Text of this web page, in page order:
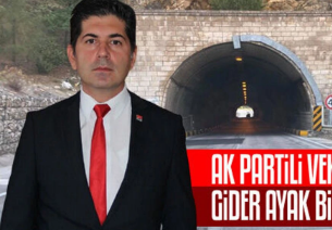
GENEL
Güncel
HABERDE İNSAN
İlginç
Haber Arşivi